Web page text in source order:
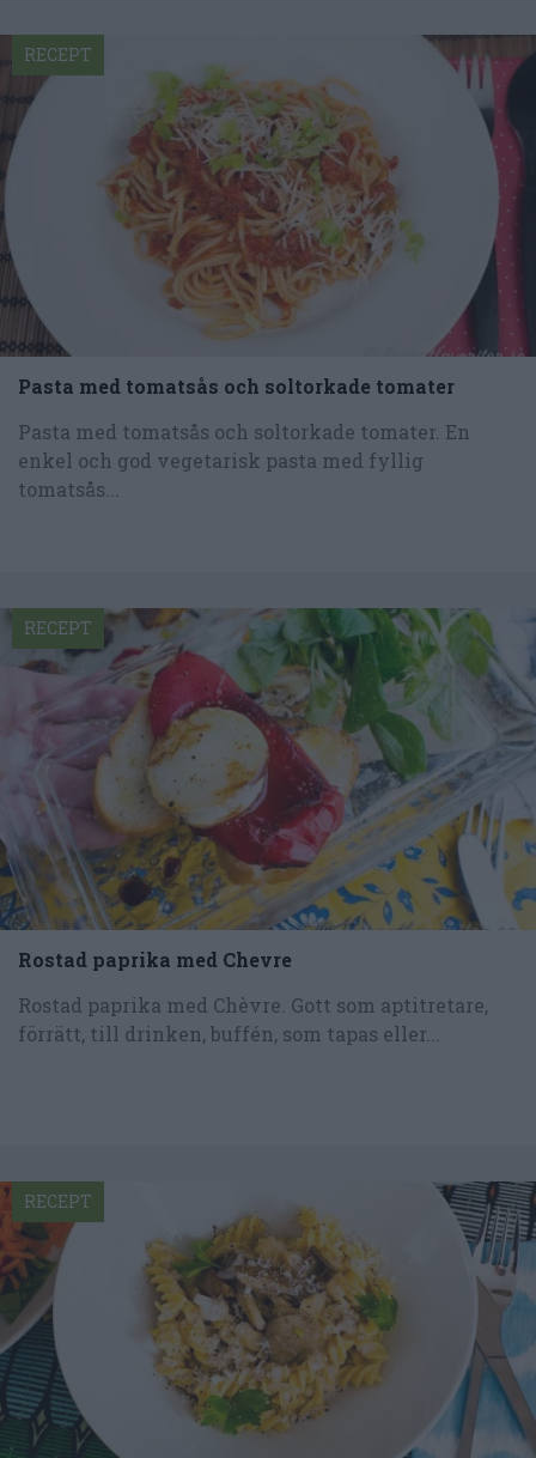
Pasta med tomatsås och soltorkade tomater
Pasta med tomatsås och soltorkade tomater. En
enkel och god vegetarisk pasta med fyllig
tomatsås...
RECEPT
Rostad paprika med Chevre
Rostad paprika med Chèvre. Gott som aptitretare,
förrätt, till drinken, buffén, som tapas eller...
RECEPT
RECEPT